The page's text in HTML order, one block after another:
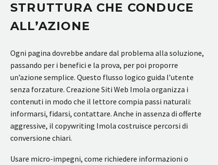
STRUTTURA CHE CONDUCE
ALL’AZIONE
Ogni pagina dovrebbe andare dal problema alla soluzione,
passando per i benefici e la prova, per poi proporre
un’azione semplice. Questo flusso logico guida l’utente
senza forzature. Creazione Siti Web Imola organizza i
contenuti in modo che il lettore compia passi naturali:
informarsi, fidarsi, contattare. Anche in assenza di offerte
aggressive, il copywriting Imola costruisce percorsi di
conversione chiari.
Usare micro-impegni, come richiedere informazioni o